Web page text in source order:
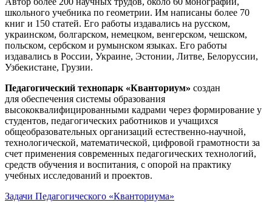
школьного учебника по геометрии. Им написаны более 70
книг и 150 статей. Его работы издавались на русском,
украинском, болгарском, немецком, венгерском, чешском,
польском, сербском и румынском языках. Его работы
издавались в России, Украине, Эстонии, Литве, Белоруссии,
Узбекистане, Грузии.
Педагогический технопарк «Кванториум» создан
для обеспечения системы образования
высококвалифицированными кадрами через формирование у
студентов, педагогических работников и учащихся
общеобразовательных организаций естественно-научной,
технологической, математической, цифровой грамотности за
счет применения современных педагогических технологий,
средств обучения и воспитания, с опорой на практику
учебных исследований и проектов.
Задачи Педагогического «Кванториума»